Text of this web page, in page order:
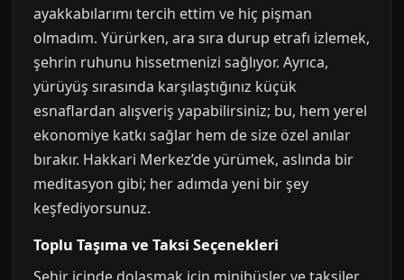
ayakkabılarımı tercih ettim ve hiç pişman
olmadım. Yürürken, ara sıra durup etrafı izlemek,
şehrin ruhunu hissetmenizi sağlıyor. Ayrıca,
yürüyüş sırasında karşılaştığınız küçük
esnaflardan alışveriş yapabilirsiniz; bu, hem yerel
ekonomiye katkı sağlar hem de size özel anılar
bırakır. Hakkari Merkez’de yürümek, aslında bir
meditasyon gibi; her adımda yeni bir şey
keşfediyorsunuz.
Toplu Taşıma ve Taksi Seçenekleri